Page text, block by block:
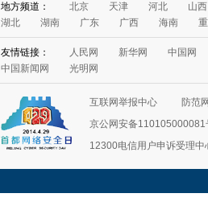
地方频道： 北京 天津 河北
山西
湖北
湖南 广东 广西 海南
友情链接： 人民网 新华网
中国网
中国新闻网
光明网
互联网举报中心
防范
京公网安备110105000081
12300电信用户申诉受理中